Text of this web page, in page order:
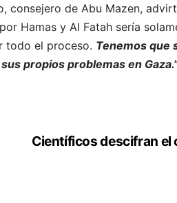
consejero de Abu Mazen,
Hamas y Al Fatah sería
todo el proceso. Tenemos que
propios problemas en
Científicos descifran el